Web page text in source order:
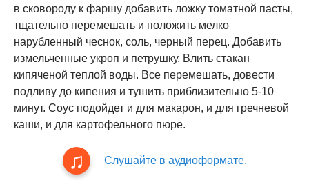
в сковороду к фаршу добавить ложку томатной пасты,
тщательно перемешать и положить мелко
нарубленный чеснок, соль, черный перец. Добавить
измельченные укроп и петрушку. Влить стакан
кипяченой теплой воды. Все перемешать, довести
подливу до кипения и тушить приблизительно 5-10
минут. Соус подойдет и для макарон, и для гречневой
каши, и для картофельного пюре.
Слушайте в аудиоформате.